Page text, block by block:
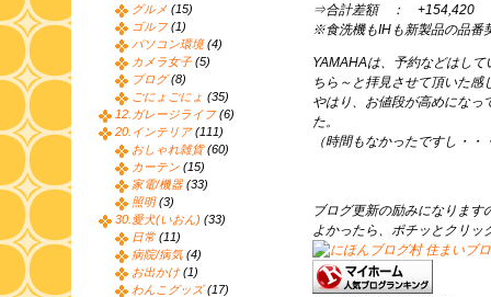
⇒合計差額 ： +154,420
※食洗機もIHも新製品の品番
YAMAHAは、予約などはして
ちら～と拝見させて頂いた感
やはり、お値段が高めになっ
た。
（時間もなかったですし・・
ブログ更新の励みになります
よかったら、ポチッとクリッ
グルメ (15)
ゴルフ (1)
パソコン環境(4)
カメラ女子 (5)
ブログ(8)
ごにょごにょ (35)
12.ガレージライフ (6)
20.インテリア(111)
おしゃれ雑貨(60)
カーテン (15)
家電/機器 (33)
照明(3)
30.愛犬(いおん) (33)
日常 (11)
病院/病気 (4)
お出かけ (1)
わんこグッズ(17)